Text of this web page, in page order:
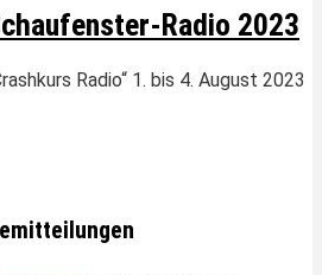
Radio 2023
Radio“ 1. bis 4. August 2023